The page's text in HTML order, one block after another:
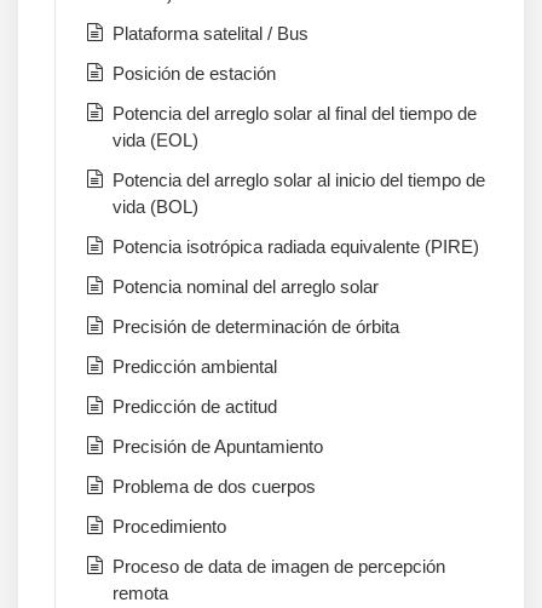
Plataforma satelital / Bus
Posición de estación
Potencia del arreglo solar al final del tiempo de
vida (EOL)
Potencia del arreglo solar al inicio del tiempo de
vida (BOL)
Potencia isotrópica radiada equivalente (PIRE)
Potencia nominal del arreglo solar
Precisión de determinación de órbita
Predicción ambiental
Predicción de actitud
Precisión de Apuntamiento
Problema de dos cuerpos
Procedimiento
Proceso de data de imagen de percepción
remota